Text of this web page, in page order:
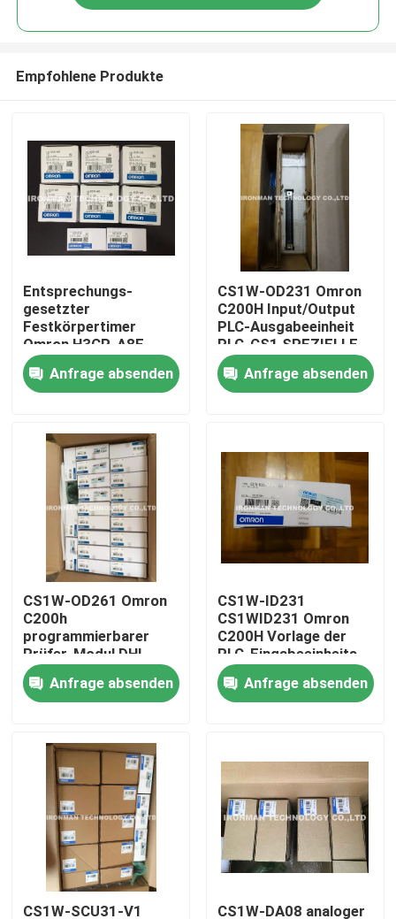
Über uns
Kontakte
Produkte
Plc-Steuereinheit
Honeywell PLC-Modul
Prüfer Honeywells HC900
Modul Honeywells FSC
Honeywell verkabeln Produkte
Honeywell-Batterie-Satz
Empfohlene Produkte
Entsprechungs-
gesetzter
Festkörpertimer
Omron H3CR-A8E
100-240VAC/100-
125VDCAnfrage absenden
CS1W-OD231 Omron
C200H Input/Output
PLC-Ausgabeeinheit
PLC-CS1 SPEZIELLE
neu im Kasten
Anfrage absenden
CS1W-OD261 Omron
C200h
programmierbarer
Prüfer-Modul DHL-
Verschiffen Plc
Anfrage absenden
CS1W-ID231
CS1WID231 Omron
C200H Vorlage der
PLC-Eingabeeinheits-
24VDC
Anfrage absenden
CS1W-SCU31-V1 CS1W-DA08 analoger